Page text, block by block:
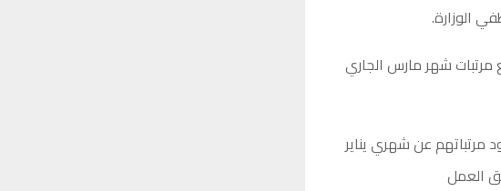
الوزارة.
مرتبات شهر مارس الجاري
مرتباتهم عن شهري يناير
العمل